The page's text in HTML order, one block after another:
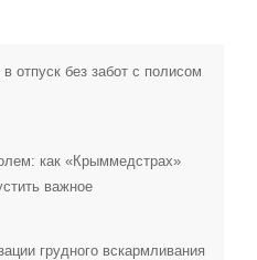
отпуск без забот с полисом
как «Крыммедстрах»
важное
грудного вскармливания